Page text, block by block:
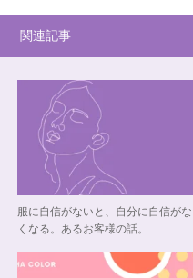
関連記事
服に自信がないと、自分に自信がな
くなる。あるお客様の話。